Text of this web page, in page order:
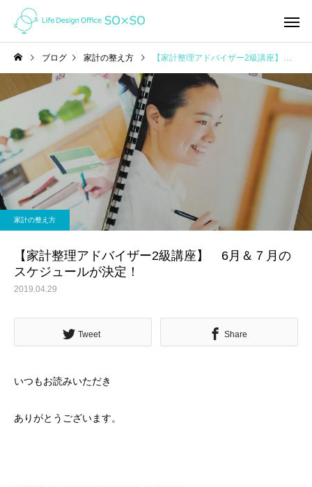
家計の整え方
オンライン（ZOOM)で家
計相談ってどんな感じ？
ライフプラン
「未来」はここから変
れる！ ＜私の「考え方」を
ガラッと変えたライフ
ブログ 家計の整え方 【家計整理アドバイザー2級講座】 6月＆７月のスケジュールが決定！
家計の整え方
【家計整理アドバイザー2級講座】 6月＆７月の
スケジュールが決定！
2019.04.29
Tweet Share
いつもお読みいただき
ありがとうございます。